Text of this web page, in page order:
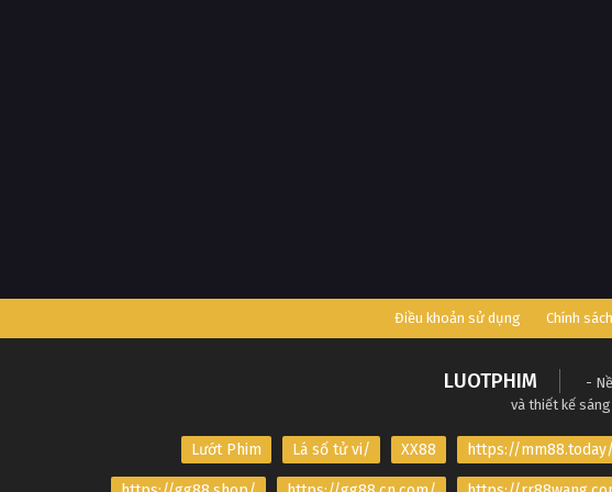
Điều khoản sử dụng Chính
LUOTPHIM
-
và thiết kế
Lướt Phim Lá số tử vi/ XX88 https://mm88.today/